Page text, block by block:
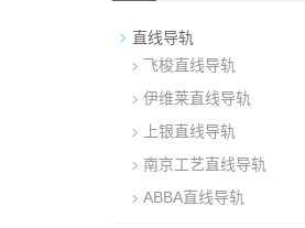
直线导轨
飞梭直线导轨
伊维莱直线导轨
上银直线导轨
南京工艺直线导轨
ABBA直线导轨